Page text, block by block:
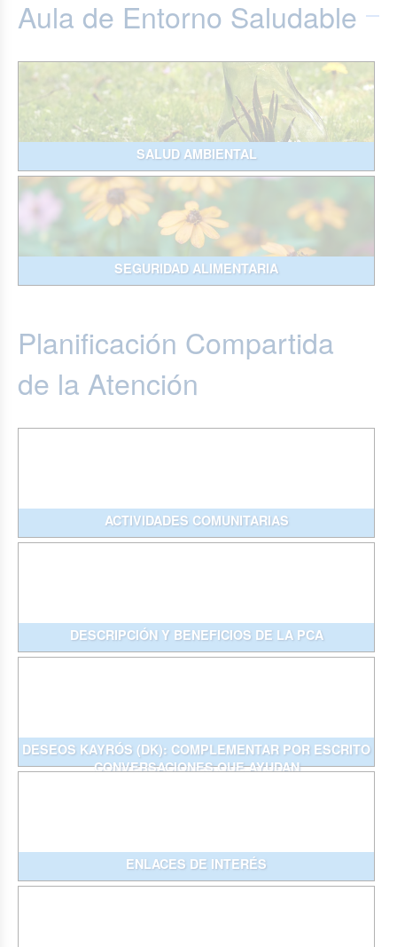
Aula de Entorno Saludable
SALUD AMBIENTAL
SEGURIDAD ALIMENTARIA
Planificación Compartida
de la Atención
ACTIVIDADES COMUNITARIAS
DESCRIPCIÓN Y BENEFICIOS DE LA PCA
DESEOS KAYRÓS (DK): COMPLEMENTAR POR ESCRITO
CONVERSACIONES QUE AYUDAN
ENLACES DE INTERÉS